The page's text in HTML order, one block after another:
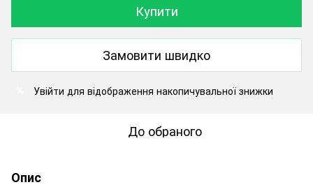
Купити
Замовити швидко
Увійти для відображення накопичувальної знижки
До обраного
Опис